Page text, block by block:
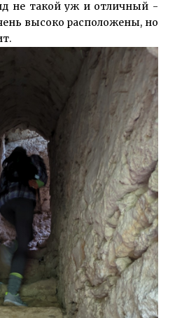
не такой уж и отличный -
высоко расположены, но